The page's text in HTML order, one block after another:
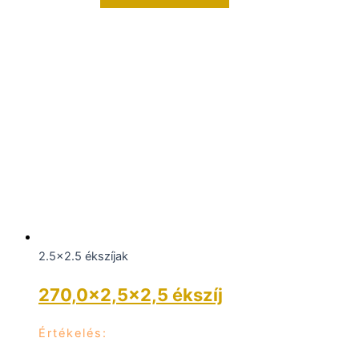
2.5x2.5 ékszíjak
270,0×2,5×2,5 ékszíj
Értékelés: